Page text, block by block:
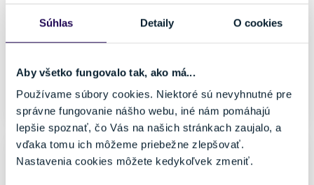
Súhlas Detaily O cookies
Aby všetko fungovalo tak, ako má...
Používame súbory cookies. Niektoré sú nevyhnutné pre
správne fungovanie nášho webu, iné nám pomáhajú
lepšie spoznať, čo Vás na našich stránkach zaujalo, a
vďaka tomu ich môžeme priebežne zlepšovať.
Nastavenia cookies môžete kedykoľvek zmeniť.
Mico
XL/XXL
Skladom - Ihneď k odberu